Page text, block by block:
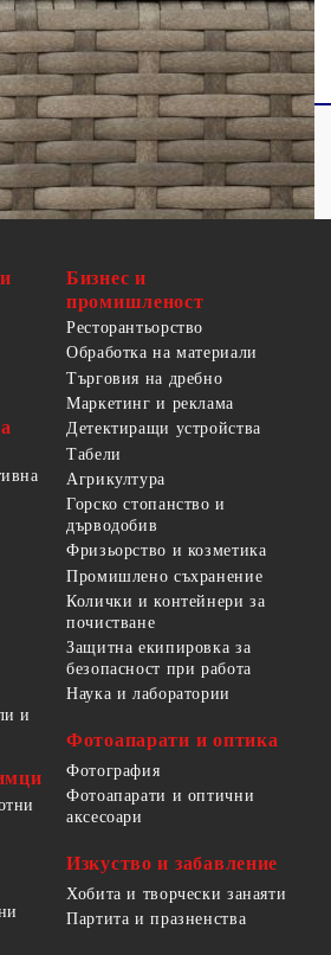
и
Бизнес и
промишленост
Ресторантьорство
Обработка на материали
Търговия на дребно
Маркетинг и реклама
Детектиращи устройства
Табели
Агрикултура
Горско стопанство и
дърводобив
Фризьорство и козметика
Промишлено съхранение
Колички и контейнери за
почистване
Защитна екипировка за
безопасност при работа
Наука и лаборатории
Фотоапарати и оптика
Фотография
Фотоапарати и оптични
аксесоари
Изкуство и забавление
Хобита и творчески занаяти
Партита и празненства